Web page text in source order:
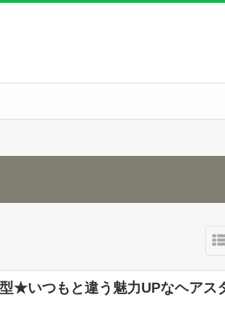
★いつもと違う魅力UPなヘアス